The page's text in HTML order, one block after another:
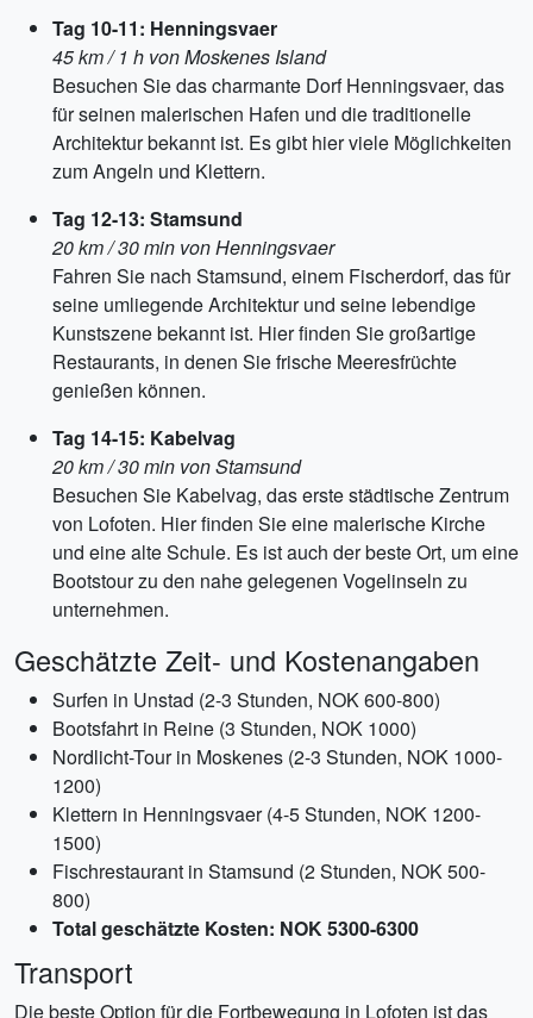
Tag 10-11: Henningsvaer
45 km / 1 h von Moskenes Island
Besuchen Sie das charmante Dorf Henningsvaer, das
für seinen malerischen Hafen und die traditionelle
Architektur bekannt ist. Es gibt hier viele Möglichkeiten
zum Angeln und Klettern.
Tag 12-13: Stamsund
20 km / 30 min von Henningsvaer
Fahren Sie nach Stamsund, einem Fischerdorf, das für
seine umliegende Architektur und seine lebendige
Kunstszene bekannt ist. Hier finden Sie großartige
Restaurants, in denen Sie frische Meeresfrüchte
genießen können.
Tag 14-15: Kabelvag
20 km / 30 min von Stamsund
Besuchen Sie Kabelvag, das erste städtische Zentrum
von Lofoten. Hier finden Sie eine malerische Kirche
und eine alte Schule. Es ist auch der beste Ort, um eine
Bootstour zu den nahe gelegenen Vogelinseln zu
unternehmen.
Geschätzte Zeit- und Kostenangaben
Surfen in Unstad (2-3 Stunden, NOK 600-800)
Bootsfahrt in Reine (3 Stunden, NOK 1000)
Nordlicht-Tour in Moskenes (2-3 Stunden, NOK 1000-
1200)
Klettern in Henningsvaer (4-5 Stunden, NOK 1200-
1500)
Fischrestaurant in Stamsund (2 Stunden, NOK 500-
800)
Total geschätzte Kosten: NOK 5300-6300
Transport
Die beste Option für die Fortbewegung in Lofoten ist das